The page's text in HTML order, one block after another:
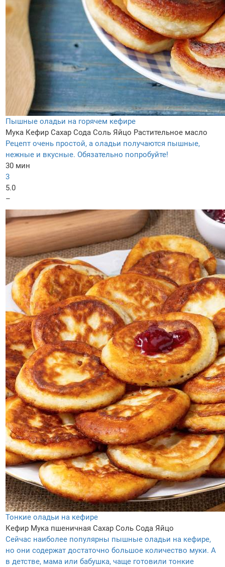
Пышные оладьи на горячем кефире
Мука Кефир Сахар Сода Соль Яйцо Растительное масло
Рецепт очень простой, а оладьи получаются пышные,
нежные и вкусные. Обязательно попробуйте!
30 мин
3
5.0
–
Тонкие оладьи на кефире
Кефир Мука пшеничная Сахар Соль Сода Яйцо
Сейчас наиболее популярны пышные оладьи на кефире,
но они содержат достаточно большое количество муки. А
в детстве, мама или бабушка, чаще готовили тонкие